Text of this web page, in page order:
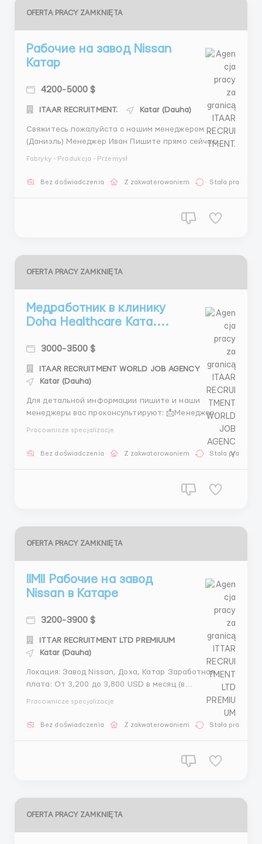
OFERTA PRACY ZAMKNIĘTA
Рабочие на завод Nissan
Катар
4200-5000 $
ITAAR RECRUITMENT. Katar (Dauha)
Свяжитесь пожалуйста с нашим менеджером
(Даниэль) Менеджер Иван Пишите прямо сейчас:
Иван Медведев 📱 WhatsApp: +44 7468 6800 92
4138 @VanyaMedved IMO: +44 7946078478 +44 7887
Fabryky - Produkcja - Przemysł
Bez doświadczenia Z zakwaterowaniem Stała praca
OFERTA PRACY ZAMKNIĘTA
Медработник в клинику
Doha Healthcare Ката....
3000-3500 $
ITAAR RECRUITMENT WORLD JOB AGENCY
Katar (Dauha)
Для детальной информации пишите и наши
менеджеры вас проконсультируют: 📩Менеджер
547380 (What’sApp) + 44 7572 191944 (What’sApp) + 44
7417 482299 (What’sApp) Менеджер Татьяна: + 44
Pracownicze specjalizacje
Bez doświadczenia Z zakwaterowaniem Stała praca
OFERTA PRACY ZAMKNIĘTA
llMll Рабочие на завод
Nissan в Катаре
3200-3900 $
ITTAR RECRUITMENT LTD PREMIUUM
Katar (Dauha)
Локация: Завод Nissan, Доха, Катар Заработная
плата: От 3,200 до 3,800 USD в месяц (в
зависимости от должности и опыта) Обратная
информация Менеджер: Александра Зуева 📱
Pracownicze specjalizacje
Bez doświadczenia Z zakwaterowaniem Stała praca
OFERTA PRACY ZAMKNIĘTA